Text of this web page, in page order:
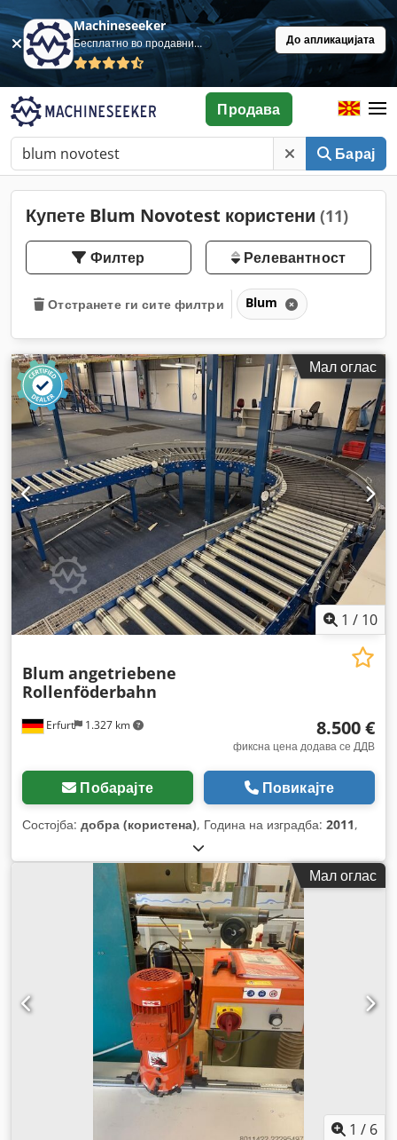
Machineseeker
Бесплатно во продавница До апликацијата
Барај
Продава
Купете Blum Novotest користени (11)
Филтер Релевантност
Отстранете ги сите филтри Blum
Мал оглас
1 / 10
Erfurt 1.327 km
Blum angetriebene
Rollenföderbahn
8.500 €
фиксна цена додава се ДДВ
Побарајте Повикајте
Состојба: добра (користена), Година на изградба: 2011,
Мал оглас
1 / 6